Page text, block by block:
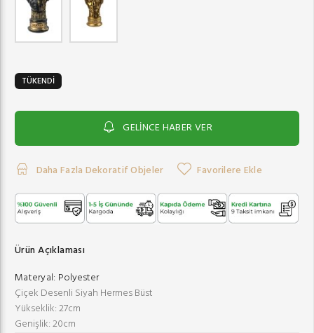
TÜKENDİ
GELİNCE HABER VER
Daha Fazla Dekoratif Objeler Favorilere Ekle
Ürün Açıklaması
Materyal: Polyester
Çiçek Desenli Siyah Hermes Büst
Yükseklik: 27cm
Genişlik: 20cm